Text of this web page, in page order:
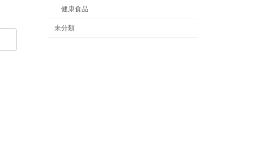
健康食品
未分類